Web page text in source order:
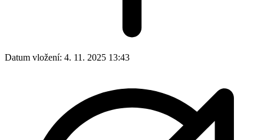
Datum vložení: 4. 11. 2025 13:43